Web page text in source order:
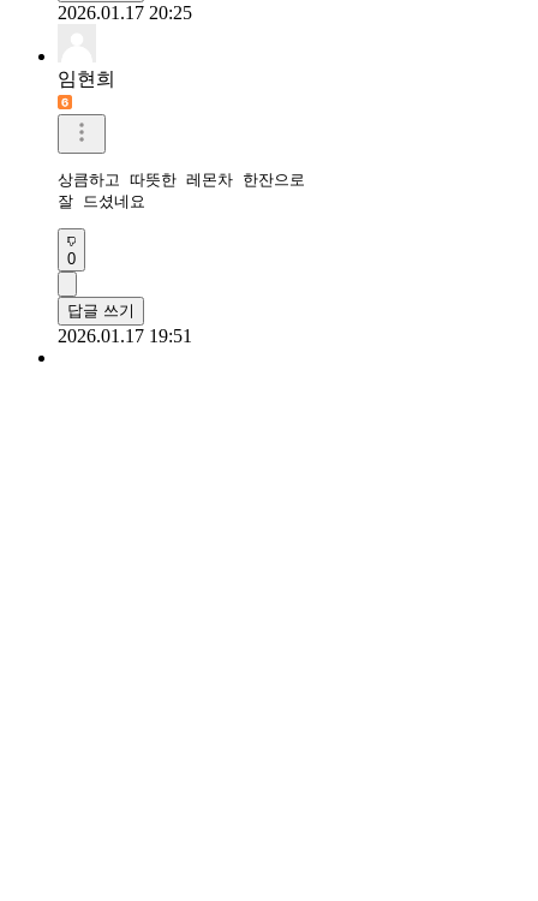
2026.01.17 20:25
임현희
상큼하고 따뜻한 레몬차 한잔으로
잘 드셨네요
0
답글 쓰기
2026.01.17 19:51